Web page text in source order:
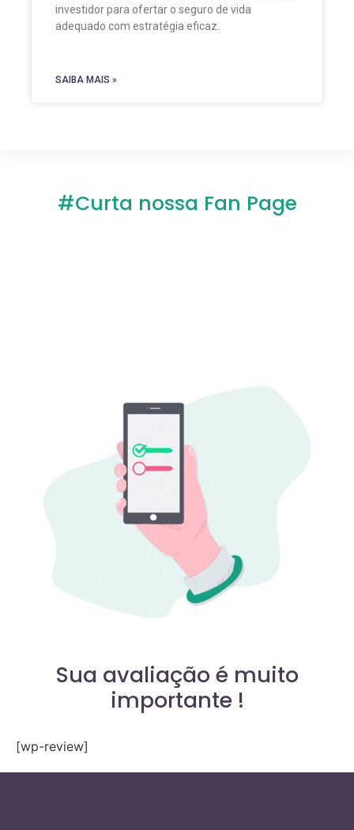
investidor para ofertar o seguro de vida
adequado com estratégia eficaz.
SAIBA MAIS »
#Curta nossa Fan Page
Sua avaliação é muito
importante !
[wp-review]